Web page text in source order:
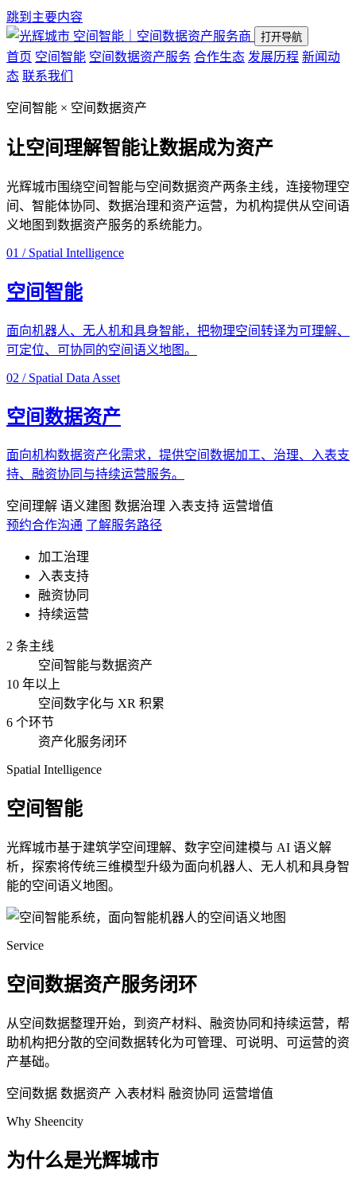
跳到主要内容
空间智能｜空间数据资产服务商
打开导航
首页 空间智能 空间数据资产服务 合作生态 发展历程 新闻动
态 联系我们
空间智能 × 空间数据资产
让空间理解智能让数据成为资产
光辉城市围绕空间智能与空间数据资产两条主线，连接物理空
间、智能体协同、数据治理和资产运营，为机构提供从空间语
义地图到数据资产服务的系统能力。
01 / Spatial Intelligence
空间智能
面向机器人、无人机和具身智能，把物理空间转译为可理解、
可定位、可协同的空间语义地图。
02 / Spatial Data Asset
空间数据资产
面向机构数据资产化需求，提供空间数据加工、治理、入表支
持、融资协同与持续运营服务。
空间理解 语义建图 数据治理 入表支持 运营增值
预约合作沟通 了解服务路径
加工治理
入表支持
融资协同
持续运营
2 条主线
空间智能与数据资产
10 年以上
空间数字化与 XR 积累
6 个环节
资产化服务闭环
Spatial Intelligence
空间智能
光辉城市基于建筑学空间理解、数字空间建模与 AI 语义解
析，探索将传统三维模型升级为面向机器人、无人机和具身智
能的空间语义地图。
Service
空间数据资产服务闭环
从空间数据整理开始，到资产材料、融资协同和持续运营，帮
助机构把分散的空间数据转化为可管理、可说明、可运营的资
产基础。
空间数据 数据资产 入表材料 融资协同 运营增值
Why Sheencity
为什么是光辉城市